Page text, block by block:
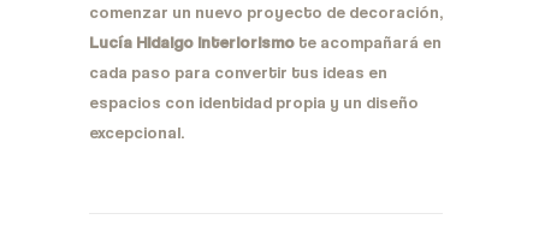
comenzar un nuevo proyecto de decoración,
Lucía Hidalgo Interiorismo te acompañará en
cada paso para convertir tus ideas en
espacios con identidad propia y un diseño
excepcional.